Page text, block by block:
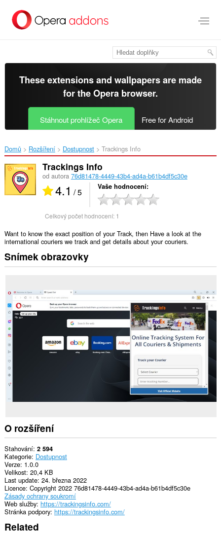
přímo
These extensions and wallpapers are made
for theOpera browser.
Stáhnout prohlížeč Opera Free for Android
Domů Rozšíření Dostupnost Trackings Info‎
Trackings Info
od autora 76d81478-4449-43b4-ad4a-b61b4df5c30e
4.1 / 5 Vaše hodnocení
Celkový počet hodnocení: 1
Want to know the exact position of your Track, then Have a look at the
international couriers we track and get details about your couriers.
Snímek obrazovky
O rozšíření
Stahování 2 594
Kategorie Dostupnost
Verze 1.0.0
Velikost 20,4 KB
Last update 24. března 2022
Licence Copyright 2022 76d81478-4449-43b4-ad4a-b61b4df5c30e
Zásady ochrany soukromí
Web služby https://trackingsinfo.com/
Stránka podpory https://trackingsinfo.com/
Related